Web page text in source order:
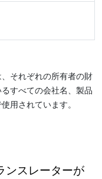
それぞれの所有者の財
すべての会社名、製品
用されています。
ンスレーターが